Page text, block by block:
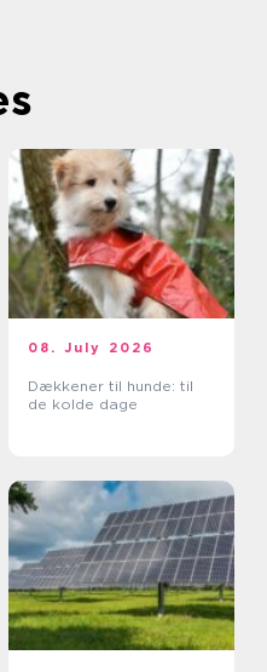
08. July 2026
Dækkener til hunde: til
de kolde dage